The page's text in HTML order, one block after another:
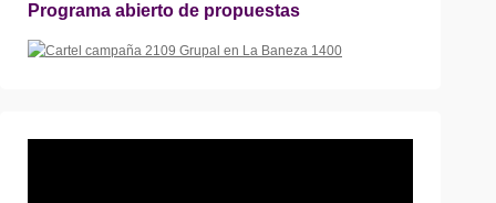
Programa abierto de propuestas